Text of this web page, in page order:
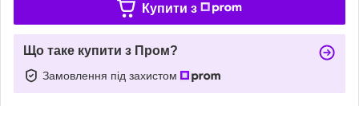
Купити з
Що таке купити з Пром?
Замовлення під захистом